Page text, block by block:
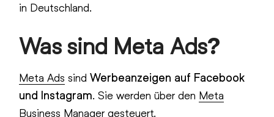
in Deutschland.
Was sind Meta Ads?
Meta Ads sindWerbeanzeigen auf Facebook
und Instagram. Sie werden über den Meta
Business Manager gesteuert.